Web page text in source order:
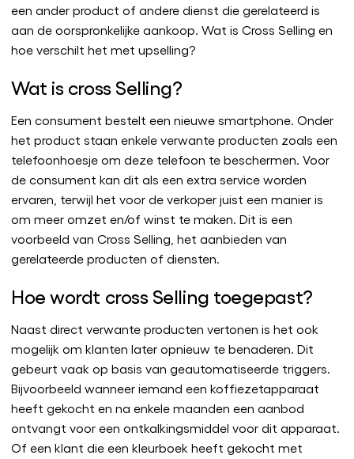
een ander product of andere dienst die gerelateerd is
aan de oorspronkelijke aankoop. Wat is Cross Selling en
hoe verschilt het met upselling?
Wat is cross Selling?
Een consument bestelt een nieuwe smartphone. Onder
het product staan enkele verwante producten zoals een
telefoonhoesje om deze telefoon te beschermen. Voor
de consument kan dit als een extra service worden
ervaren, terwijl het voor de verkoper juist een manier is
om meer omzet en/of winst te maken. Dit is een
voorbeeld van Cross Selling, het aanbieden van
gerelateerde producten of diensten.
Hoe wordt cross Selling toegepast?
Naast direct verwante producten vertonen is het ook
mogelijk om klanten later opnieuw te benaderen. Dit
gebeurt vaak op basis van geautomatiseerde triggers.
Bijvoorbeeld wanneer iemand een koffiezetapparaat
heeft gekocht en na enkele maanden een aanbod
ontvangt voor een ontkalkingsmiddel voor dit apparaat.
Of een klant die een kleurboek heeft gekocht met